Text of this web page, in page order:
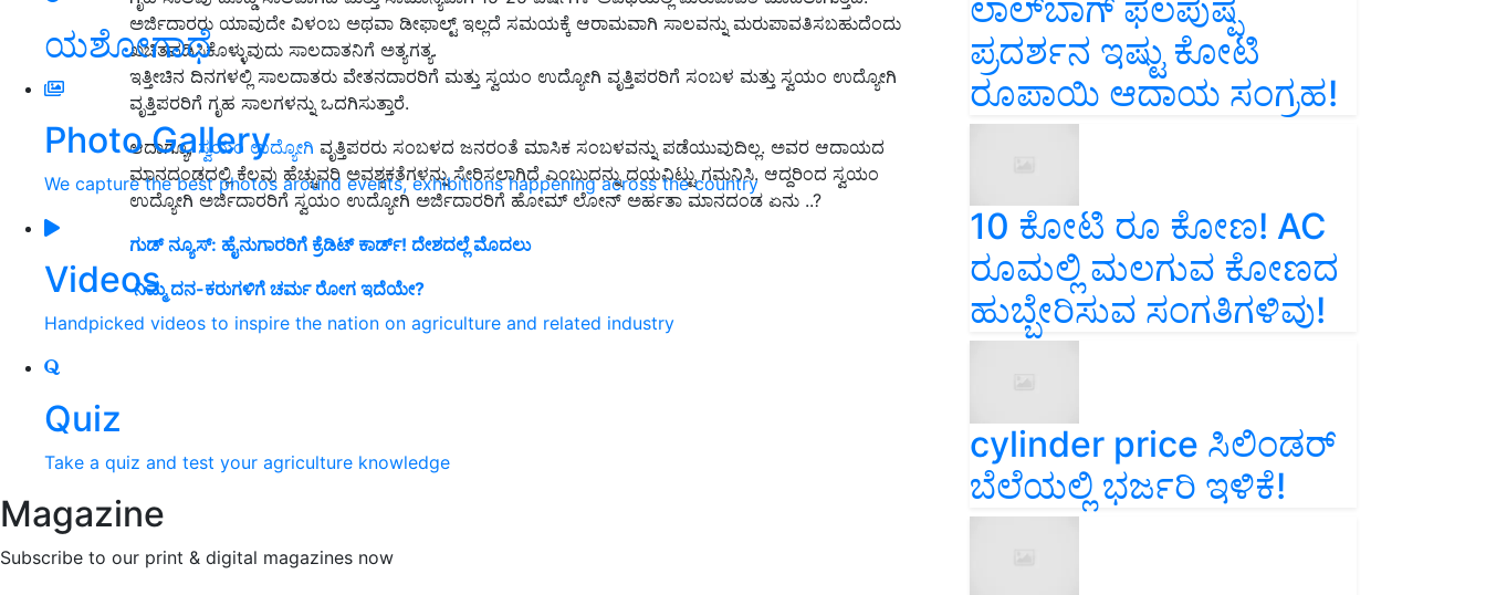
ಯಶೋಗಾಥೆ
Photo Gallery
We capture the best photos around events, exhibitions happening across the country
Videos
Handpicked videos to inspire the nation on agriculture and related industry
Quiz
Take a quiz and test your agriculture knowledge
Magazine
Subscribe to our print & digital magazines now
ಅರ್ಜಿದಾರರು ಯಾವುದೇ ವಿಳಂಬ ಅಥವಾ ಡೀಫಾಲ್ಟ್ ಇಲ್ಲದೆ ಸಮಯಕ್ಕೆ ಆರಾಮವಾಗಿ ಸಾಲವನ್ನು ಮರುಪಾವತಿಸಬಹುದೆಂದು
ಖಚಿತಪಡಿಸಿಕೊಳ್ಳುವುದು ಸಾಲದಾತನಿಗೆ ಅತ್ಯಗತ್ಯ.
ಇತ್ತೀಚಿನ ದಿನಗಳಲ್ಲಿ ಸಾಲದಾತರು ವೇತನದಾರರಿಗೆ ಮತ್ತು ಸ್ವಯಂ ಉದ್ಯೋಗಿ ವೃತ್ತಿಪರರಿಗೆ ಸಂಬಳ ಮತ್ತು ಸ್ವಯಂ ಉದ್ಯೋಗಿ
ವೃತ್ತಿಪರರಿಗೆ ಗೃಹ ಸಾಲಗಳನ್ನು ಒದಗಿಸುತ್ತಾರೆ.
ಆದಾಗ್ಯೂ,ಸ್ವಯಂ ಉದ್ಯೋಗಿ ವೃತ್ತಿಪರರು ಸಂಬಳದ ಜನರಂತೆ ಮಾಸಿಕ ಸಂಬಳವನ್ನು ಪಡೆಯುವುದಿಲ್ಲ. ಅವರ ಆದಾಯದ
ಮಾನದಂಡದಲ್ಲಿ ಕೆಲವು ಹೆಚ್ಚುವರಿ ಅವಶ್ಯಕತೆಗಳನ್ನು ಸೇರಿಸಲಾಗಿದೆ ಎಂಬುದನ್ನು ದಯವಿಟ್ಟು ಗಮನಿಸಿ. ಆದ್ದರಿಂದ ಸ್ವಯಂ
ಉದ್ಯೋಗಿ ಅರ್ಜಿದಾರರಿಗೆ ಸ್ವಯಂ ಉದ್ಯೋಗಿ ಅರ್ಜಿದಾರರಿಗೆ ಹೋಮ್ ಲೋನ್ ಅರ್ಹತಾ ಮಾನದಂಡ ಏನು ..?
ಗುಡ್‌ ನ್ಯೂಸ್‌: ಹೈನುಗಾರರಿಗೆ ಕ್ರೆಡಿಟ್‌ ಕಾರ್ಡ್‌! ದೇಶದಲ್ಲೆ ಮೊದಲು
ನಿಮ್ಮ ದನ-ಕರುಗಳಿಗೆ ಚರ್ಮ ರೋಗ ಇದೆಯೇ?
ಲಾಲ್‌ಬಾಗ್ ಫಲಪುಷ್ಪ
ಪ್ರದರ್ಶನ ಇಷ್ಟು ಕೋಟಿ
ರೂಪಾಯಿ ಆದಾಯ ಸಂಗ್ರಹ!
10 ಕೋಟಿ ರೂ ಕೋಣ! AC
ರೂಮಲ್ಲಿ ಮಲಗುವ ಕೋಣದ
ಹುಬ್ಬೇರಿಸುವ ಸಂಗತಿಗಳಿವು!
cylinder price ಸಿಲಿಂಡರ್‌
ಬೆಲೆಯಲ್ಲಿ ಭರ್ಜರಿ ಇಳಿಕೆ!